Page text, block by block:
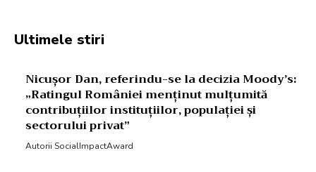
Ultimele stiri
Nicușor Dan, referindu-se la decizia Moody’s:
„Ratingul României menținut mulțumită
contribuțiilor instituțiilor, populației și
sectorului privat”
Autorii SocialImpactAward